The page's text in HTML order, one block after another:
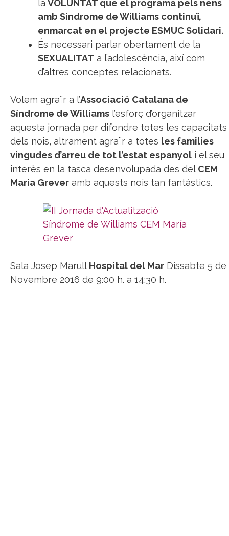
la VOLUNTAT que el programa pels nens
amb Síndrome de Williams continuï,
enmarcat en el projecte ESMUC Solidari.
És necessari parlar obertament de la
SEXUALITAT a l’adolescència, així com
d’altres conceptes relacionats.
Volem agraïr a l’Associació Catalana de
Síndrome de Williams l’esforç d’organitzar
aquesta jornada per difondre totes les capacitats
dels nois, altrament agraïr a totes les families
vingudes d’arreu de tot l’estat espanyol i el seu
interès en la tasca desenvolupada des delCEM
Maria Grever amb aquests nois tan fantàstics.
Sala Josep MarullHospital del Mar Dissabte 5 de
Novembre 2016 de 9:00 h. a 14:30 h.